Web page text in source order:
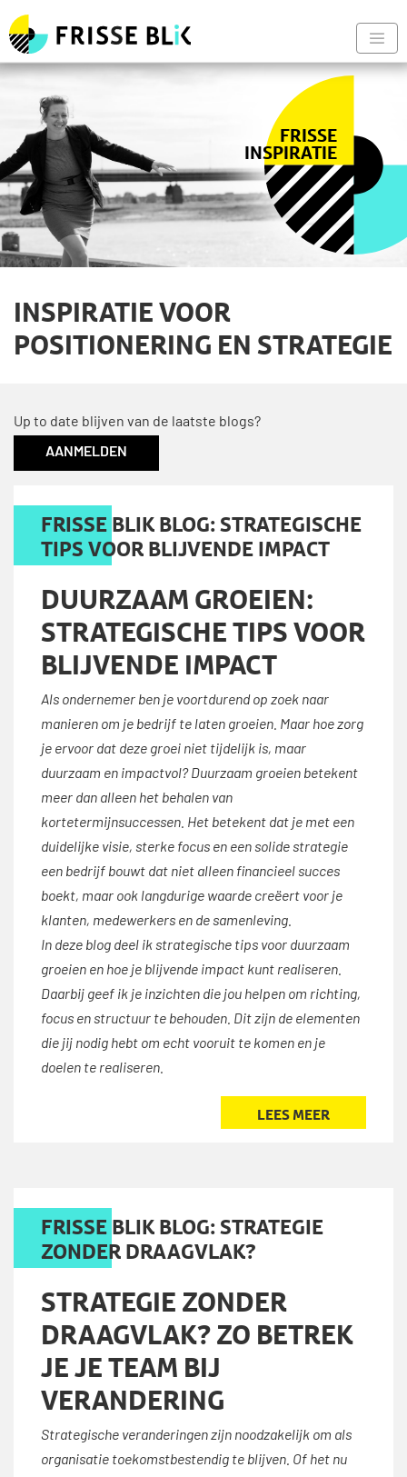
Frisse Blik - Naar de
FRISSE
INSPIRATIE
INSPIRATIE VOOR
POSITIONERING EN STRATEGIE
Up to date blijven van de laatste blogs?
AANMELDEN
FRISSE BLIK BLOG: STRATEGISCHE
TIPS VOOR BLIJVENDE IMPACT
DUURZAAM GROEIEN:
STRATEGISCHE TIPS VOOR
BLIJVENDE IMPACT
Als ondernemer ben je voortdurend op zoek naar
manieren om je bedrijf te laten groeien. Maar hoe zorg
je ervoor dat deze groei niet tijdelijk is, maar
duurzaam en impactvol? Duurzaam groeien betekent
meer dan alleen het behalen van
kortetermijnsuccessen. Het betekent dat je met een
duidelijke visie, sterke focus en een solide strategie
een bedrijf bouwt dat niet alleen financieel succes
boekt, maar ook langdurige waarde creëert voor je
klanten, medewerkers en de samenleving.
In deze blog deel ik strategische tips voor duurzaam
groeien en hoe je blijvende impact kunt realiseren.
Daarbij geef ik je inzichten die jou helpen om richting,
focus en structuur te behouden. Dit zijn de elementen
die jij nodig hebt om echt vooruit te komen en je
doelen te realiseren.
LEES MEER
FRISSE BLIK BLOG: STRATEGIE
ZONDER DRAAGVLAK?
STRATEGIE ZONDER
DRAAGVLAK? ZO BETREK
JE JE TEAM BIJ
VERANDERING
Strategische veranderingen zijn noodzakelijk om als
organisatie toekomstbestendig te blijven. Of het nu